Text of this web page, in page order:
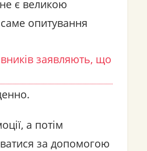
є великою
опитування
заявляють, що
а потім
за допомогою